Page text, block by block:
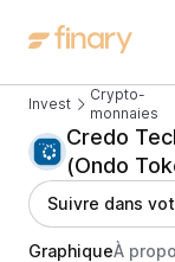
Invest
Crypto-
monnaies
Credo
(Ondo
Suivre dans
GraphiqueÀ